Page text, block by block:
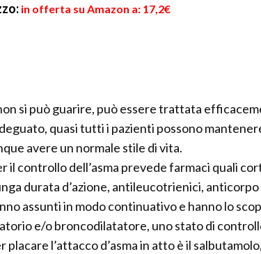
in offerta su Amazon a: 17,2€
si può guarire, può essere trattata
quasi tutti i pazienti possono
avere un normale stile di vita.
il controllo dell’asma prevede farmaci quali
durata d’azione, antileucotrienici,
assunti in modo continuativo e hanno lo
e/o broncodilatatore, uno stato di
l’attacco d’asma in atto è il